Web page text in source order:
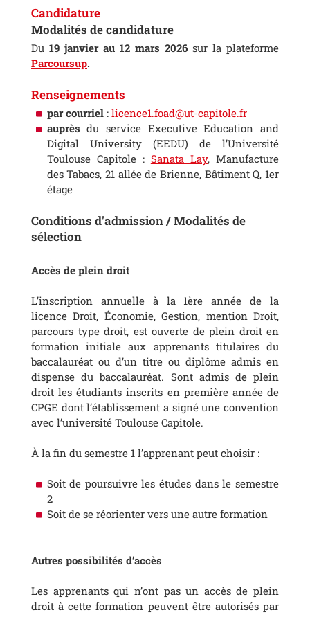
Candidature
Modalités de candidature
Du 19 janvier au 12 mars 2026 sur la plateforme
Parcoursup.
Renseignements
par courriel: licence1.foad@ut-capitole.fr
auprèsdu service Executive Education and
Digital University (EEDU) de l’Université
Toulouse Capitole : Sanata Lay, Manufacture
des Tabacs, 21 allée de Brienne, Bâtiment Q, 1er
étage
Conditions d'admission / Modalités de
sélection
Accès de plein droit
L’inscription annuelle à la 1ère année de la
licence Droit, Économie, Gestion, mention Droit,
parcours type droit, est ouverte de plein droit en
formation initiale aux apprenants titulaires du
baccalauréat ou d’un titre ou diplôme admis en
dispense du baccalauréat. Sont admis de plein
droit les étudiants inscrits en première année de
CPGE dont l’établissement a signé une convention
avec l’université Toulouse Capitole.
À la fin du semestre 1 l’apprenant peut choisir :
Soit de poursuivre les études dans le semestre
2
Soit de se réorienter vers une autre formation
Autres possibilités d’accès
Les apprenants qui n’ont pas un accès de plein
droit à cette formation peuvent être autorisés par